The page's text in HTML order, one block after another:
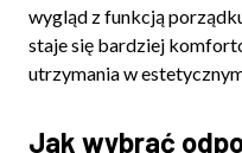
wygląd z funkcją
staje się bardziej
utrzymania w estetycznym
Jak wybrać